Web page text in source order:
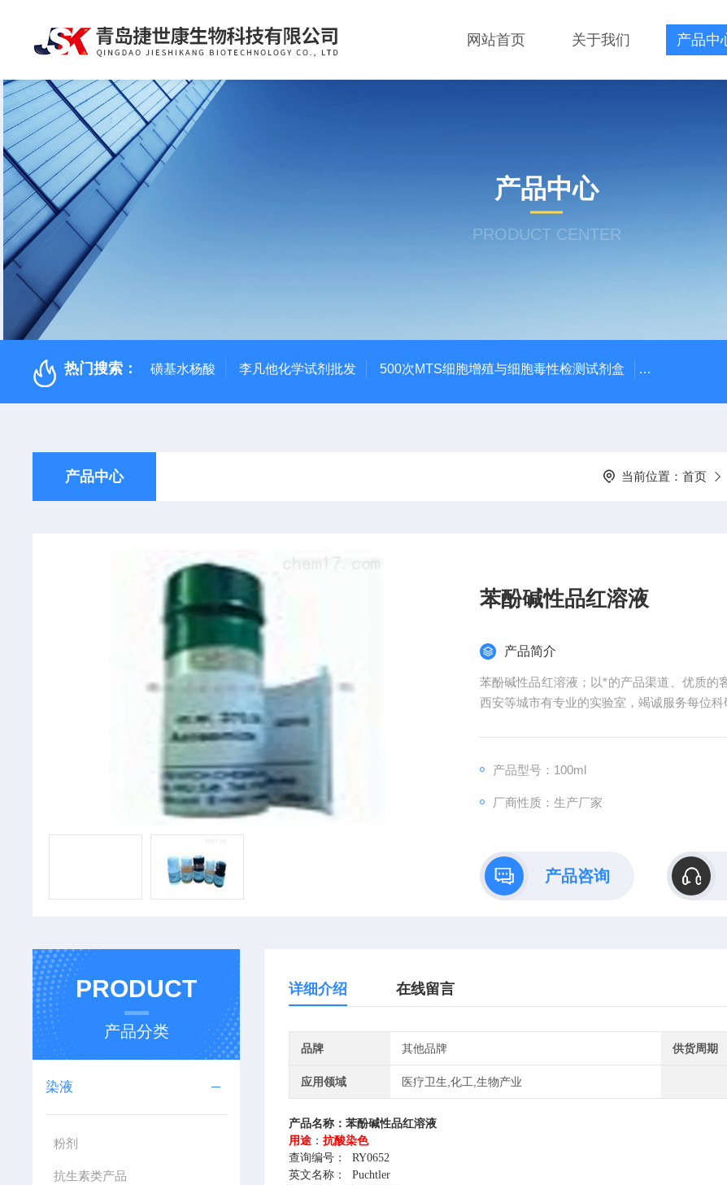
网站首页 关于我们 产品中
产品中心
PRODUCT CENTER
热门搜索： 磺基水杨酸 李凡他化学试剂批发 500次MTS细胞增殖与细胞毒性检测试剂盒 48t/96t国产
产品中心 当前位置： 首页
苯酚碱性品红溶液
产品简介
苯酚碱性品红溶液；以*的产品渠道、优质的
西安等城市有专业的实验室，竭诚服务每位科
浙江大学、浙江理工大学等单位。
产品型号：100ml
厂商性质：生产厂家
产品咨询
详细介绍 在线留言
品牌 其他品牌 供货周期
应用领域 医疗卫生,化工,生物产业
产品名称：苯酚碱性品红溶液
用途 ：抗酸染色
查询编号：
RY0652
英文名称：
Puchtler
PRODUCT
产品分类
染液
粉剂
抗生素类产品